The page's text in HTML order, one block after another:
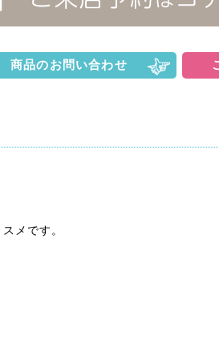
商品のお問い合わせ
メです。